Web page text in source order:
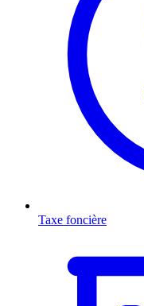
Taxe foncière